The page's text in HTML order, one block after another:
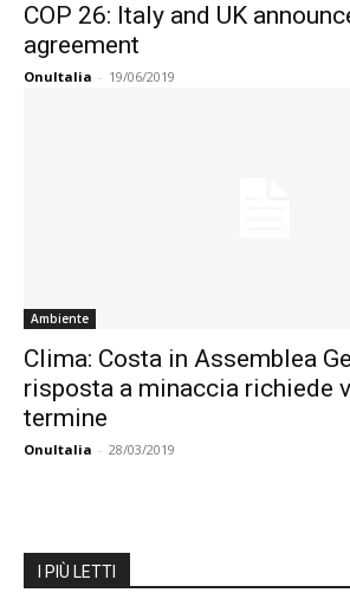
COP 26: Italy and UK
agreement
OnuItalia - 19/06/2019
Ambiente
Clima: Costa in Assemblea
risposta a minaccia richiede
termine
OnuItalia - 28/03/2019
I PIÙ LETTI